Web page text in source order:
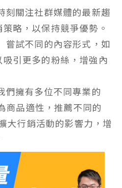
刻關注社群媒體的最新趨
略，以保持競爭優勢。
嘗試不同的內容形式，如
引更多的粉絲，增強內
們擁有多位不同專業的
商品適性，推薦不同的
大行銷活動的影響力，增